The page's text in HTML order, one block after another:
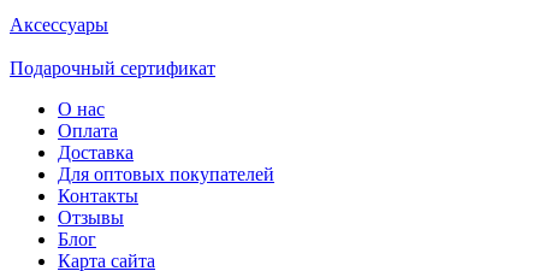
Аксессуары
Подарочный сертификат
О нас
Оплата
Доставка
Для оптовых покупателей
Контакты
Отзывы
Блог
Карта сайта